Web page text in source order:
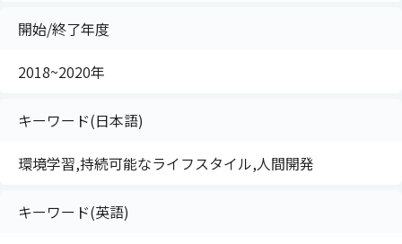
開始/終了年度
2018~2020年
キーワード(日本語)
環境学習,持続可能なライフスタイル,人間開発
キーワード(英語)